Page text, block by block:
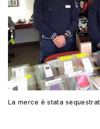
La merce è stata